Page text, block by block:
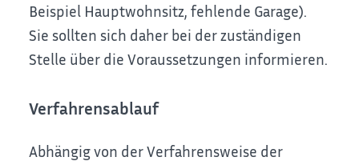
Beispiel Hauptwohnsitz, fehlende Garage).
Sie sollten sich daher bei der zuständigen
Stelle über die Voraussetzungen informieren.
Verfahrensablauf
Abhängig von der Verfahrensweise der